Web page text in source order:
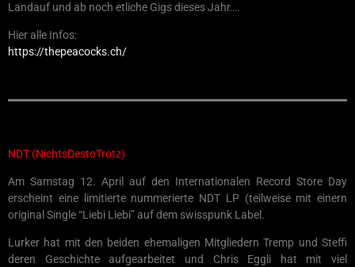
Landauf und ab noch etliche Gigs dieses Jahr….
Hier alle Infos:
https://thepeacocks.ch/
NDT (NichtsDestoTrotz)
Am Samstag 12. April auf den Internationalen Record Store Day
erscheint eine limitierte nummerierte NDT LP (teilweise mit einern
original Single “Liebi Liebi” auf dem swisspunk Label.
Lurker hat mit den beiden ehemaligen Mitgliedern Tremp und Steffi
deren Geschichte aufgearbeitet und Chris Eggli hat mit viel